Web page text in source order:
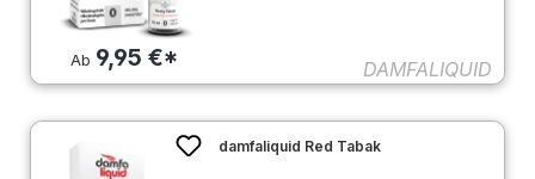
Ab 9,95 €* DAMFALIQUID
damfaliquid Red Tabak